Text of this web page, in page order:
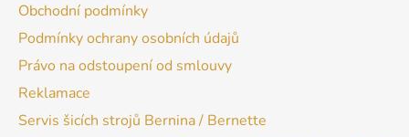
Obchodní podmínky
Podmínky ochrany osobních údajů
Právo na odstoupení od smlouvy
Reklamace
Servis šicích strojů Bernina / Bernette